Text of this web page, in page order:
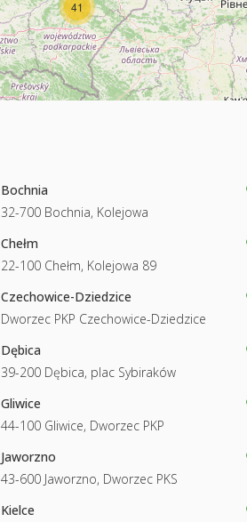
41
Bochnia
32-700 Bochnia, Kolejowa
Chełm
22-100 Chełm, Kolejowa 89
Czechowice-Dziedzice
Dworzec PKP Czechowice-Dziedzice
Dębica
39-200 Dębica, plac Sybiraków
Gliwice
44-100 Gliwice, Dworzec PKP
Jaworzno
43-600 Jaworzno, Dworzec PKS
Kielce